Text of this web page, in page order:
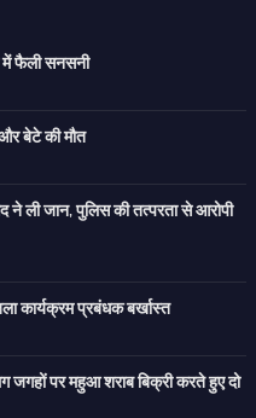
में फैली सनसनी
बेटे की मौत
ने ली जान, पुलिस की तत्परता से आरोपी
कार्यक्रम प्रबंधक बर्खास्त
जगहों पर महुआ शराब बिक्री करते हुए दो